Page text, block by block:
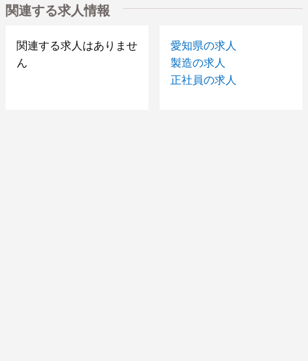
関連する求人情報
関連する求人はありませ
ん
愛知県の求人
製造の求人
正社員の求人